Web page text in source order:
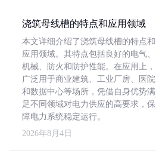
浇筑母线槽的特点和应用领域
本文详细介绍了浇筑母线槽的特点和
应用领域。其特点包括良好的电气、
机械、防火和防护性能。在应用上，
广泛用于商业建筑、工业厂房、医院
和数据中心等场所，凭借自身优势满
足不同领域对电力供应的高要求，保
障电力系统稳定运行。
2026年8月4日